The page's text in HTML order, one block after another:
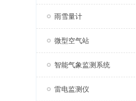
雨雪量计
微型空气站
智能气象监测系统
雷电监测仪